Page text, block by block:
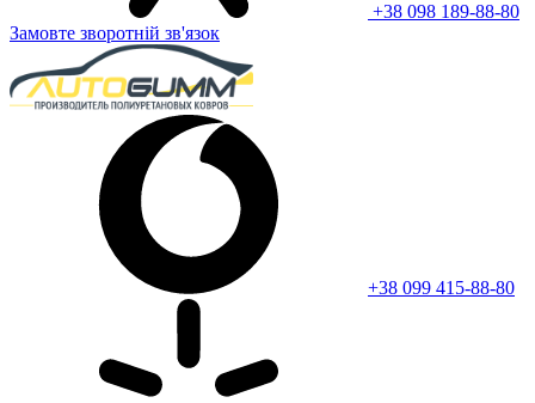
+38 098 189-88-80
Замовте зворотній зв'язок
+38 099 415-88-80